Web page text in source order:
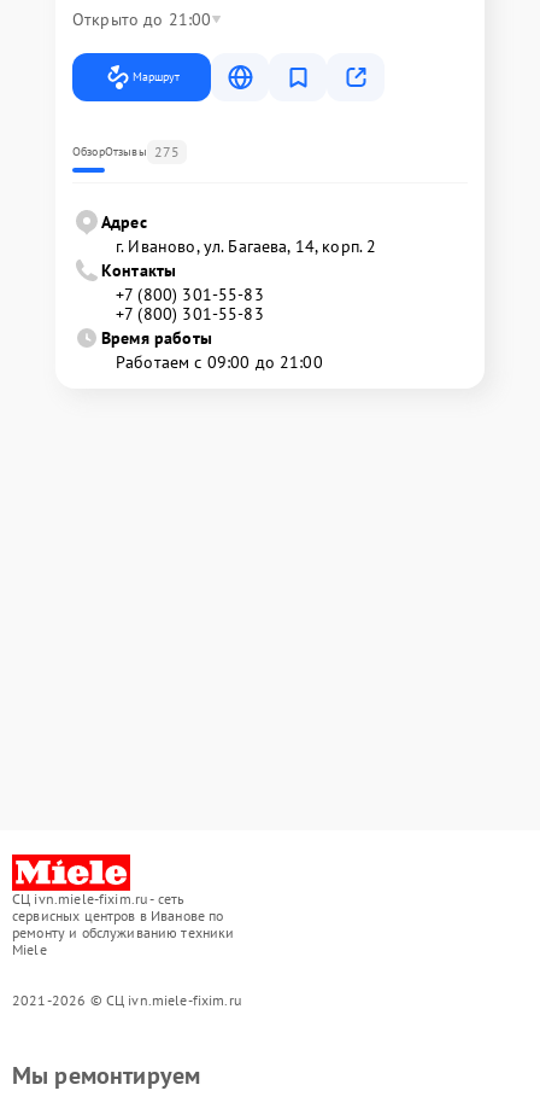
Открыто до 21:00
Маршрут
ОбзорОтзывы 275
Адрес
г. Иваново, ул. Багаева, 14, корп. 2
Контакты
+7 (800) 301-55-83
+7 (800) 301-55-83
Время работы
Работаем с 09:00 до 21:00
СЦ ivn.miele-fixim.ru - сеть
сервисных центров в Иванове по
ремонту и обслуживанию техники
Miele
2021-2026 © СЦ ivn.miele-fixim.ru
Мы ремонтируем